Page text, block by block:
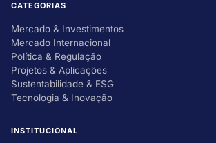
CATEGORIAS
Mercado & Investimentos
Mercado Internacional
Política & Regulação
Projetos & Aplicações
Sustentabilidade & ESG
Tecnologia & Inovação
INSTITUCIONAL